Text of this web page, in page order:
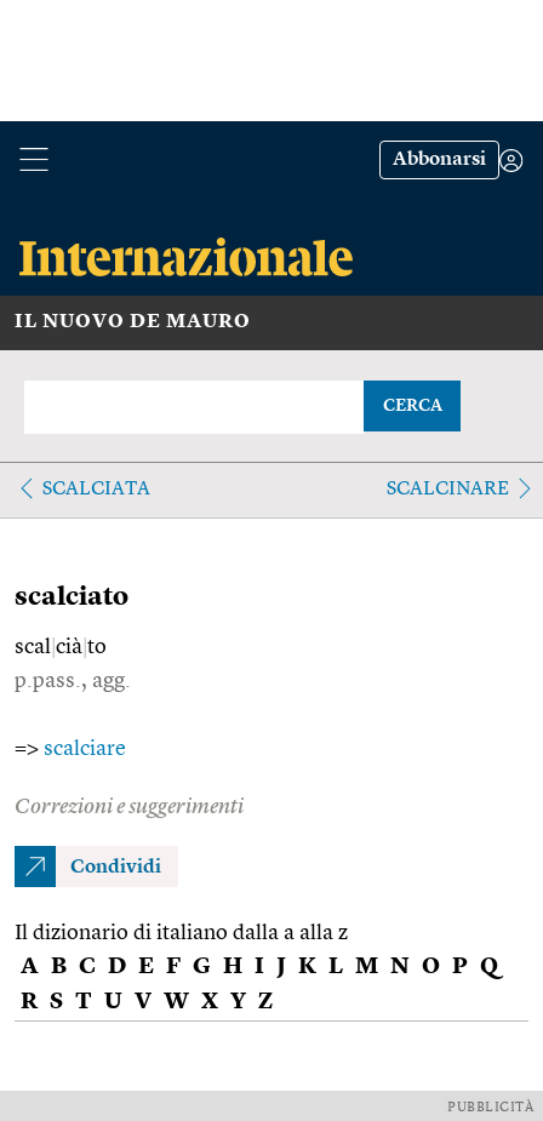
Abbonarsi
IL NUOVO DE MAURO
CERCA
SCALCIATA SCALCINARE
scalciato
scal cià to
p.pass., agg.
=> scalciare
Correzioni e suggerimenti
Condividi
Il dizionario di italiano dalla a alla z
A B C D E F G H I J K L M N O P Q
R S T U V W X Y Z
PUBBLICITÀ